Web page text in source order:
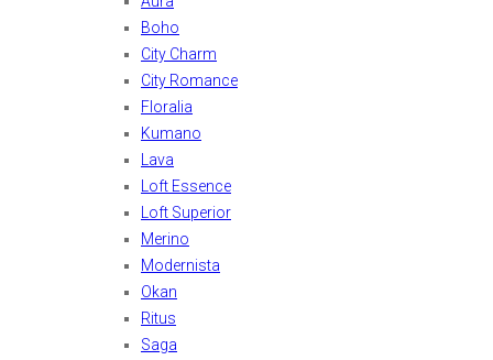
Boho
City Charm
City Romance
Floralia
Kumano
Lava
Loft Essence
Loft Superior
Merino
Modernista
Okan
Ritus
Saga